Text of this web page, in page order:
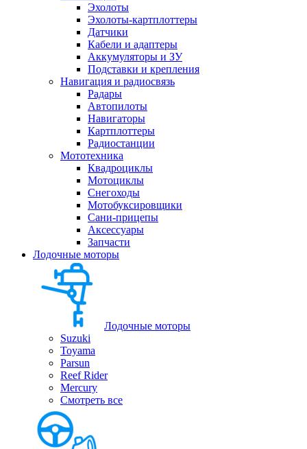
Эхолоты
Эхолоты-картплоттеры
Датчики
Кабели и адаптеры
Аккумуляторы и ЗУ
Подставки и крепления
Навигация и радиосвязь
Радары
Автопилоты
Навигаторы
Картплоттеры
Радиостанции
Мототехника
Квадроциклы
Мотоциклы
Снегоходы
Мотобуксировщики
Сани-прицепы
Аксессуары
Запчасти
Лодочные моторы
Лодочные моторы
Suzuki
Toyama
Parsun
Reef Rider
Mercury
Смотреть все